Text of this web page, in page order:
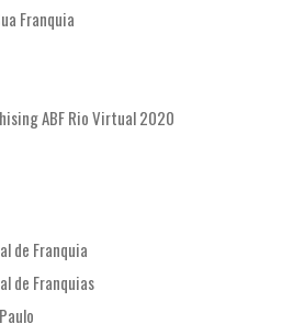
Franquia
ABF Rio Virtual 2020
de Franquia
de Franquias